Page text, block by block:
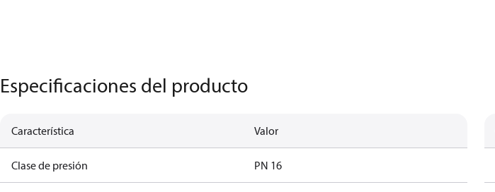
Especificaciones del producto
Característica Valor
Clase de presión PN 16